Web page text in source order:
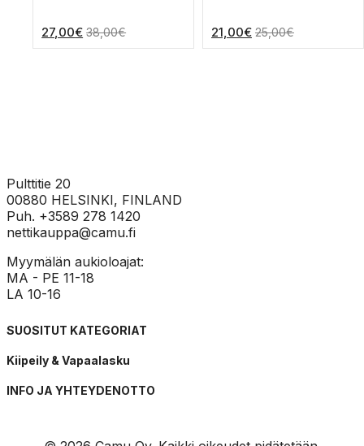
tehdä
valinnat
27,00€ 38,00€
tehdä
valinnat
21,00€ 25,00€
Pulttitie 20
00880 HELSINKI, FINLAND
Puh. +3589 278 1420
nettikauppa@camu.fi
Myymälän aukioloajat:
MA - PE 11-18
LA 10-16
SUOSITUT KATEGORIAT
Kiipeily & Vapaalasku
INFO JA YHTEYDENOTTO